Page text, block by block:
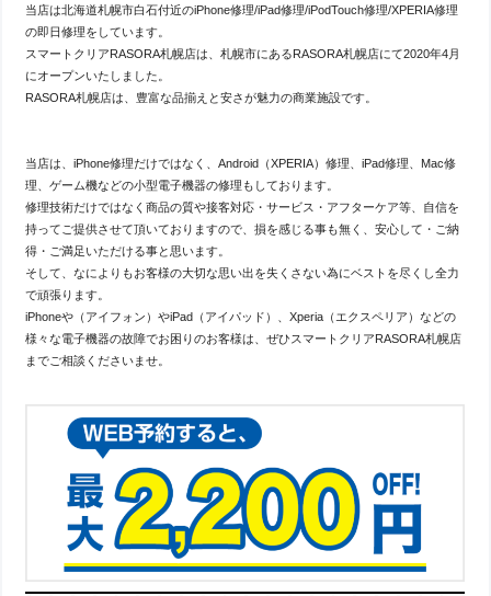
当店は北海道札幌市白石付近のiPhone修理/iPad修理/iPodTouch修理/XPERIA修理
の即日修理をしています。
スマートクリアRASORA札幌店は、札幌市にあるRASORA札幌店にて2020年4月
にオープンいたしました。
RASORA札幌店は、豊富な品揃えと安さが魅力の商業施設です。
当店は、iPhone修理だけではなく、Android（XPERIA）修理、iPad修理、Mac修
理、ゲーム機などの小型電子機器の修理もしております。
修理技術だけではなく商品の質や接客対応・サービス・アフターケア等、自信を
持ってご提供させて頂いておりますので、損を感じる事も無く、安心して・ご納
得・ご満足いただける事と思います。
そして、なによりもお客様の大切な思い出を失くさない為にベストを尽くし全力
で頑張ります。
iPhoneや（アイフォン）やiPad（アイパッド）、Xperia（エクスペリア）などの
様々な電子機器の故障でお困りのお客様は、ぜひスマートクリアRASORA札幌店
までご相談くださいませ。